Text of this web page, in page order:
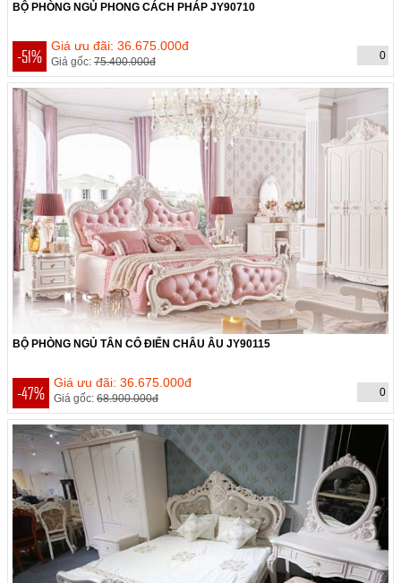
BỘ PHÒNG NGỦ PHONG CÁCH PHÁP JY90710
-51% Giá ưu đãi: 36.675.000đ
Giá gốc: 75.400.000đ 0
BỘ PHÒNG NGỦ TÂN CỔ ĐIỂN CHÂU ÂU JY90115
-47% Giá ưu đãi: 36.675.000đ
Giá gốc: 68.900.000đ 0